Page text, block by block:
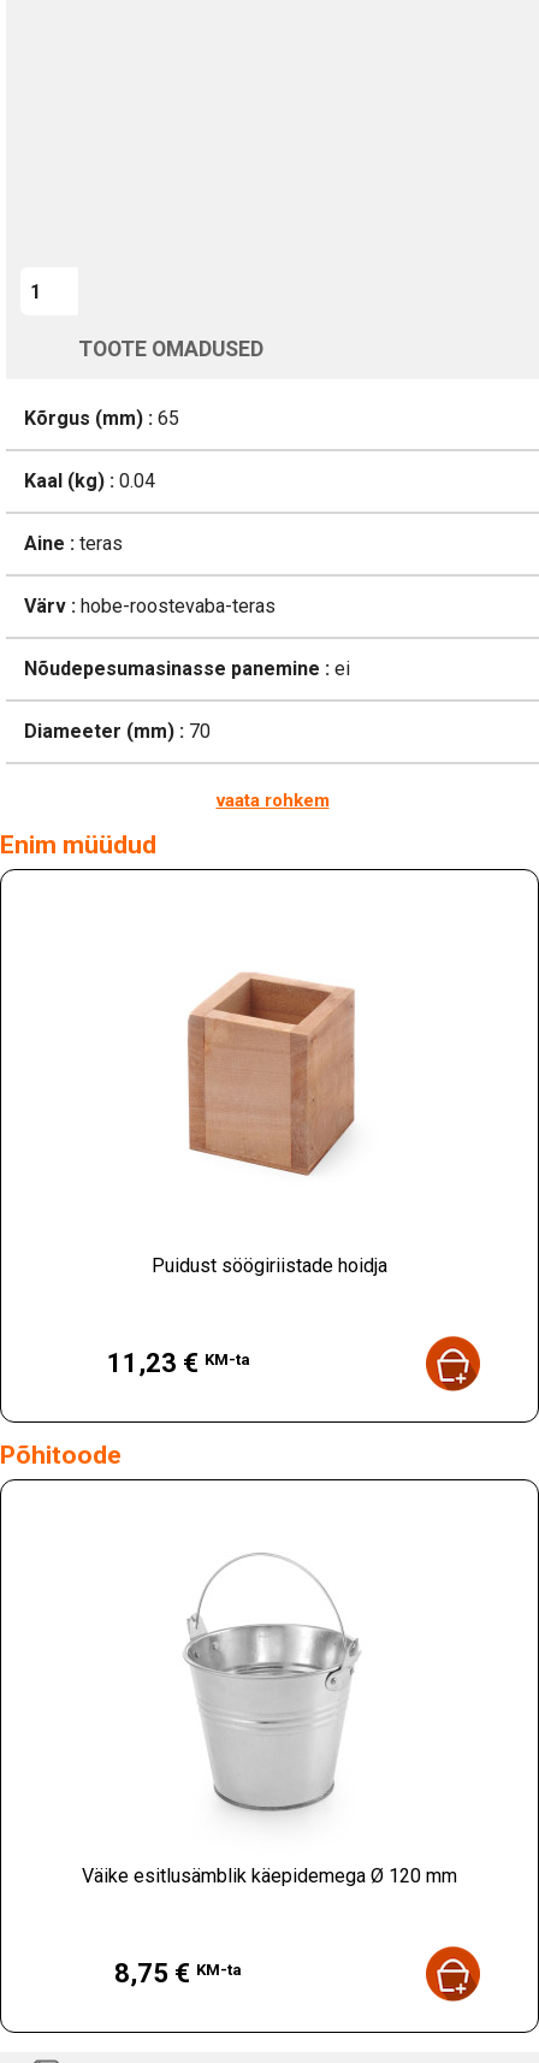
TOOTE OMADUSED
Kõrgus (mm) : 65
Kaal (kg) : 0.04
Aine : teras
Värv : hobe-roostevaba-teras
Nõudepesumasinasse panemine : ei
Diameeter (mm) : 70
vaata rohkem
Enim müüdud
Puidust söögiriistade hoidja
11,23 € KM-ta
Põhitoode
Väike esitlusämblik käepidemega Ø 120 mm
8,75 € KM-ta